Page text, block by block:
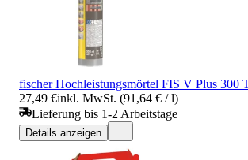
fischer Hochleistungsmörtel FIS V Plus 300
27,49 €inkl. MwSt. (91,64 € / l)
Lieferung bis 1-2 Arbeitstage
Details anzeigen